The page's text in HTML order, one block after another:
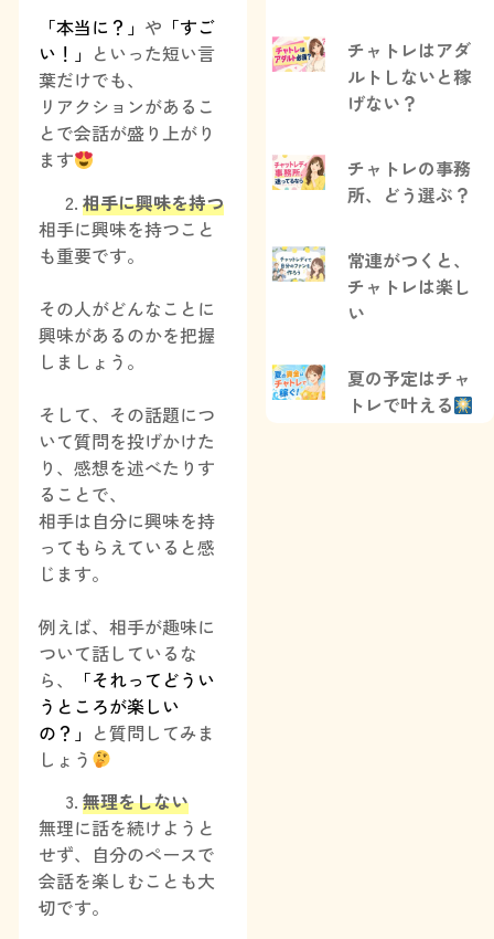
「本当に？」 や 「すご
い！」 といった短い言
葉だけでも、
リアクションがあるこ
とで会話が盛り上がり
ます
相手に興味を持つ
相手に興味を持つこと
も重要です。
その人がどんなことに
興味があるのかを把握
しましょう。
そして、その話題につ
いて質問を投げかけた
り、感想を述べたりす
ることで、
相手は自分に興味を持
ってもらえていると感
じます。
例えば、相手が趣味に
ついて話しているな
ら、
「それってどうい
うところが楽しい
の？」 と質問してみま
しょう
無理をしない
無理に話を続けようと
せず、自分のペースで
会話を楽しむことも大
切です。
チャトレはアダ
ルトしないと稼
げない？
チャトレの事務
所、どう選ぶ？
常連がつくと、
チャトレは楽し
い
夏の予定はチャ
トレで叶える